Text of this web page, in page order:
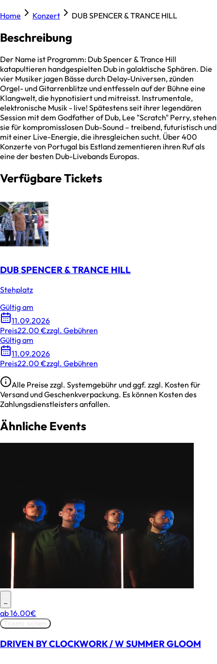
Home Konzert DUB SPENCER & TRANCE HILL
Beschreibung
Der Name ist Programm: Dub Spencer & Trance Hill
katapultieren handgespielten Dub in galaktische Sphären. Die
vier Musiker jagen Bässe durch Delay-Universen, zünden
Orgel- und Gitarrenblitze und entfesseln auf der Bühne eine
Klangwelt, die hypnotisiert und mitreisst. Instrumentale,
elektronische Musik - live! Spätestens seit ihrer legendären
Session mit dem Godfather of Dub, Lee "Scratch" Perry, stehen
sie für kompromisslosen Dub-Sound – treibend, futuristisch und
mit einer Live-Energie, die ihresgleichen sucht. Über 400
Konzerte von Portugal bis Estland zementieren ihren Ruf als
eine der besten Dub-Livebands Europas.
Verfügbare Tickets
DUB SPENCER & TRANCE HILL
Stehplatz
Gültig am
11.09.2026
Preis22.00 €zzgl. Gebühren
Gültig am
11.09.2026
Preis22.00 €zzgl. Gebühren
Alle Preise zzgl. Systemgebühr und ggf. zzgl. Kosten für
Versand und Geschenkverpackung. Es können Kosten des
Zahlungsdienstleisters anfallen.
Ähnliche Events
–
ab16.00€
Tickets sichern
DRIVEN BY CLOCKWORK / W SUMMER GLOOM